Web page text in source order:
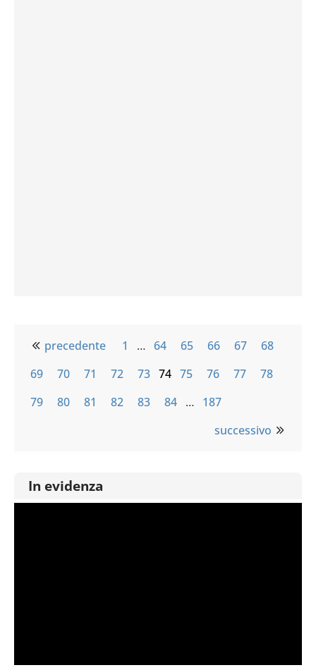
precedente 1 … 64 65 66 67
68
69
70 71 72 73 74 75 76 77
78
79
80 81 82 83 84 … 187
successivo
In evidenza